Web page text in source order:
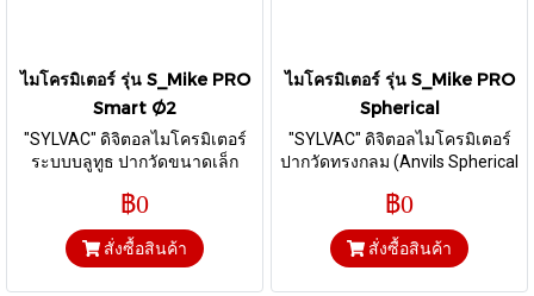
ไมโครมิเตอร์ รุ่น S_Mike PRO
Smart Ø2
"SYLVAC" ดิจิตอลไมโครมิเตอร์
ระบบบลูทูธ ปากวัดขนาดเล็ก
฿0
สั่งซื้อสินค้า
ไมโครมิเตอร์ รุ่น S_Mike PRO
Spherical
"SYLVAC" ดิจิตอลไมโครมิเตอร์
ปากวัดทรงกลม (Anvils Spherical
Proximity
฿0
สั่งซื้อสินค้า